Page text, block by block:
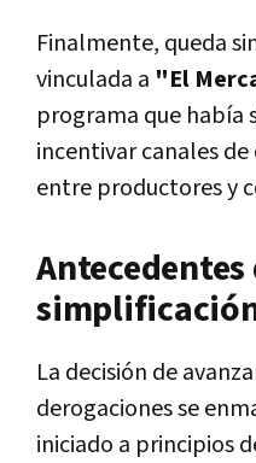
Finalmente, queda
vinculada a "El
programa que había
incentivar canales
entre productores y
La decisión de
derogaciones se
iniciado a principios